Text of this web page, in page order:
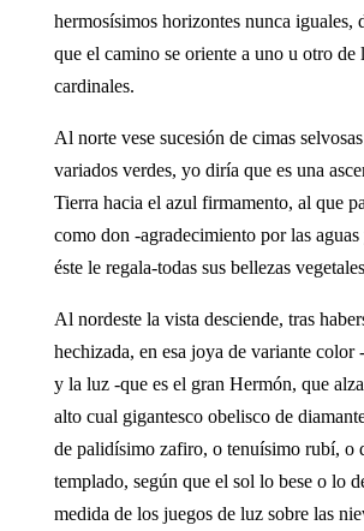
hermosísimos horizontes nunca iguales,
que el camino se oriente a uno u otro de
cardinales.
Al norte vese sucesión de cimas
variados verdes, yo diría que es una
Tierra hacia el azul firmamento, al que
como don -agradecimiento por las
éste le regala-todas sus bellezas
Al nordeste la vista desciende, tras
hechizada, en esa joya de variante color
y la luz -que es el gran Hermón, que
alto cual gigantesco obelisco de
de palidísimo zafiro, o tenuísimo rubí, o
templado, según que el sol lo bese o lo
medida de los juegos de luz sobre las